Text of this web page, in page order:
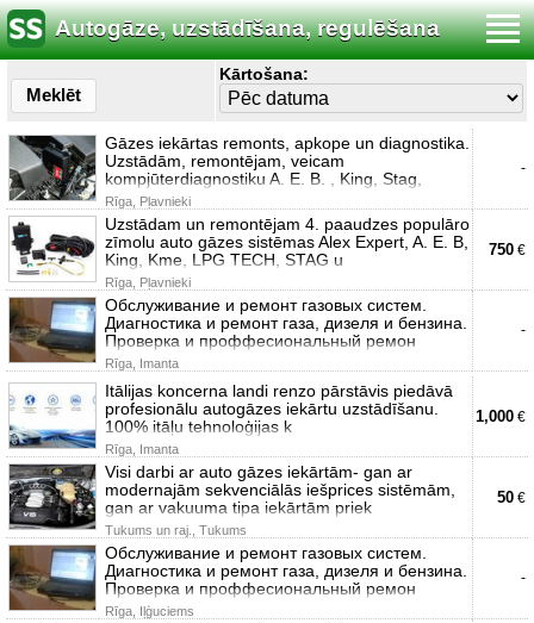
Autogāze, uzstādīšana, regulēšana
Meklēt
Kārtošana:
Gāzes iekārtas remonts, apkope un diagnostika.
Uzstādām, remontējam, veicam
kompjūterdiagnostiku A. E. B. , King, Stag,
Rīga, Pļavnieki
-
Uzstādam un remontējam 4. paaudzes populāro
zīmolu auto gāzes sistēmas Alex Expert, A. E. B,
King, Kme, LPG TECH, STAG u
Rīga, Pļavnieki
750 €
Обслуживание и ремонт газовых систем.
Диагностика и ремонт газа, дизеля и бензина.
Проверка и проффесиональный ремон
Rīga, Imanta
-
Itālijas koncerna landi renzo pārstāvis piedāvā
profesionālu autogāzes iekārtu uzstādīšanu.
100% itāļu tehnoloģijas k
Rīga, Imanta
1,000 €
Visi darbi ar auto gāzes iekārtām- gan ar
modernajām sekvenciālās iešprices sistēmām,
gan ar vakuuma tipa iekārtām priek
Tukums un raj., Tukums
50 €
Обслуживание и ремонт газовых систем.
Диагностика и ремонт газа, дизеля и бензина.
Проверка и проффесиональный ремон
Rīga, Iļģuciems
-